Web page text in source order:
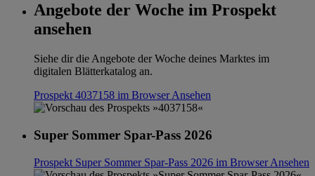
Angebote der Woche im Prospekt
ansehen
Siehe dir die Angebote der Woche deines Marktes im
digitalen Blätterkatalog an.
Prospekt 4037158 im BrowserAnsehen
Super Sommer Spar-Pass 2026
Prospekt Super Sommer Spar-Pass 2026 im BrowserAnsehen